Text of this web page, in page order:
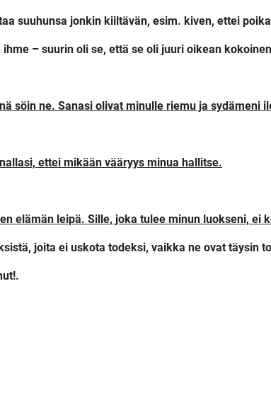
suuhunsa jonkin kiiltävän, esim. kiven, ettei
– suurin oli se, että se oli juuri oikean
söin ne. Sanasi olivat minulle riemu ja
ettei mikään vääryys minua hallitse.
elämän leipä. Sille, joka tulee minun luokseni,
joita ei uskota todeksi, vaikka ne ovat täysin
varoitus?